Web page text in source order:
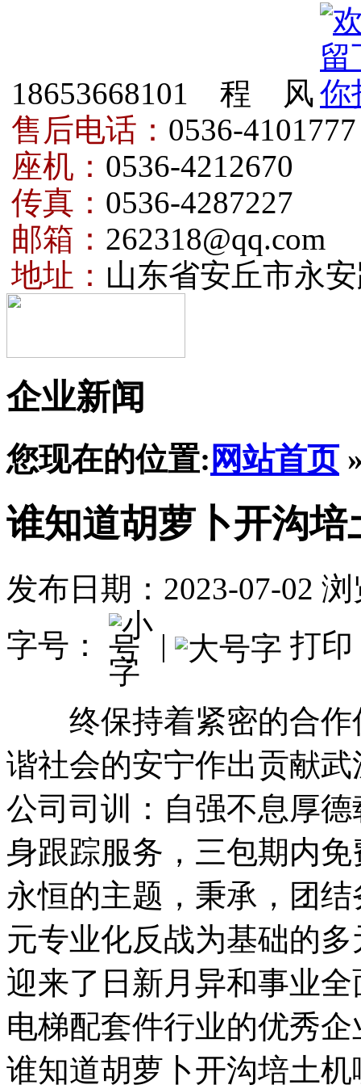
18653668101 程 风
售后电话： 0536-4101777
座机： 0536-4212670
传真： 0536-4287227
邮箱： 262318@qq.com
地址： 山东省安丘市永
企业新闻
您现在的位置: 网站首页
谁知道胡萝卜开沟
发布日期：2023-07-02 浏
字号：
| 打印
终保持着紧密的合作
谐社会的安宁作出贡献
公司司训：自强不息厚
身跟踪服务，三包期内
永恒的主题，秉承，团
元专业化反战为基础的
迎来了日新月异和事业
电梯配套件行业的优秀
谁知道胡萝卜开沟培土